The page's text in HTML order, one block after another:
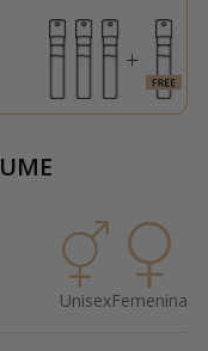
UnisexFemenina